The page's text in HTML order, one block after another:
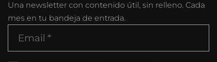
Una newsletter con contenido útil, sin relleno. Cada
mes en tu bandeja de entrada.